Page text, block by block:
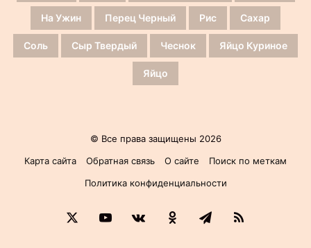
На Ужин Перец Черный Рис Сахар
Соль Сыр Твердый Чеснок Яйцо Куриное
Яйцо
© Все права защищены 2026
Карта сайта
Обратная связь О сайте
Поиск по меткам
Политика конфиденциальности
YouTubevk.comОдноклассники
Telegram
RSS